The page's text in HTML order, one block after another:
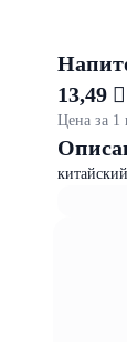
13,49 
Цена за 1